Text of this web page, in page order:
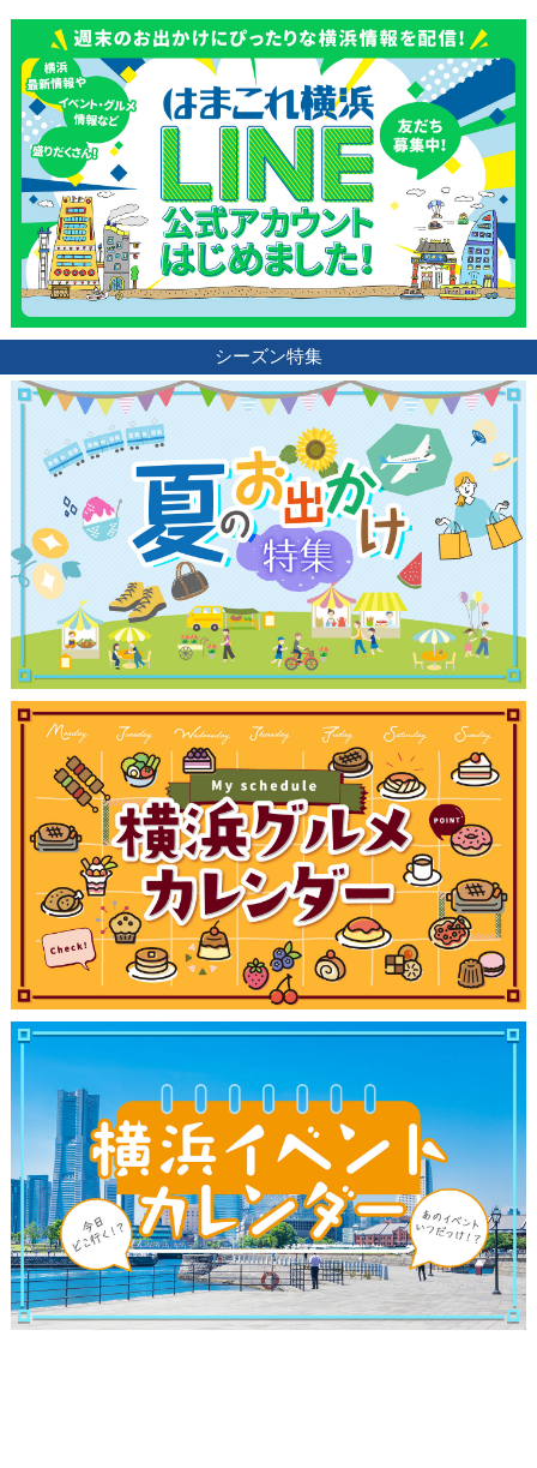
シーズン特集
観光ガイド
ランキング
ブログ記事
サイトについて